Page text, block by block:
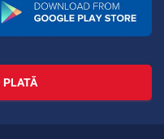
PLATĂ